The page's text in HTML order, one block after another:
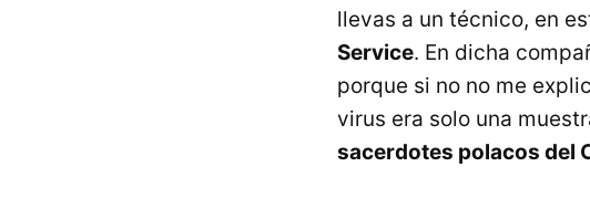
llevas a un técnico, en
Service. En dicha
porque si no no me
virus era solo una
sacerdotes polacos del